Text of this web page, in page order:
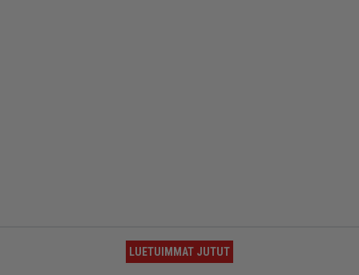
LUETUIMMAT JUTUT